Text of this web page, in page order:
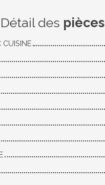
Détail des pièces
CUISINE